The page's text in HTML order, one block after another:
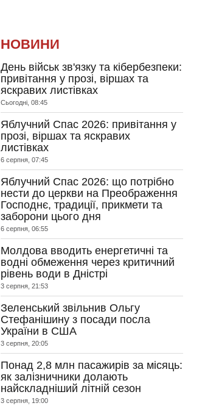
НОВИНИ
День військ зв'язку та кібербезпеки:
привітання у прозі, віршах та
яскравих листівках
Сьогодні, 08:45
Яблучний Спас 2026: привітання у
прозі, віршах та яскравих
листівках
6 серпня, 07:45
Яблучний Спас 2026: що потрібно
нести до церкви на Преображення
Господнє, традиції, прикмети та
заборони цього дня
6 серпня, 06:55
Молдова вводить енергетичні та
водні обмеження через критичний
рівень води в Дністрі
3 серпня, 21:53
Зеленський звільнив Ольгу
Стефанішину з посади посла
України в США
3 серпня, 20:05
Понад 2,8 млн пасажирів за місяць:
як залізничники долають
найскладніший літній сезон
3 серпня, 19:00